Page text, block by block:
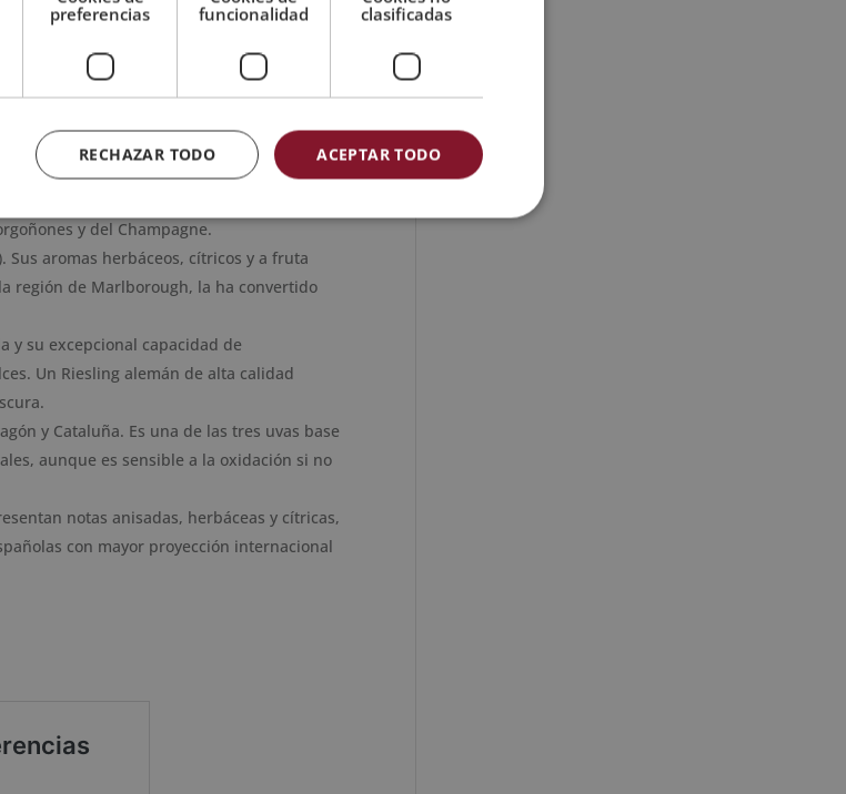
condiciones climáticas muy diferentes.
blancas con mayor presencia en
plantada del mundo. Se adapta a casi
y sin crianza hasta vinos complejos
y del Champagne.
Sus aromas herbáceos, cítricos y a fruta
región de Marlborough, la ha convertido
y su excepcional capacidad de
Un Riesling alemán de alta calidad
y Cataluña. Es una de las tres uvas base
aunque es sensible a la oxidación si no
notas anisadas, herbáceas y cítricas,
con mayor proyección internacional
preferencias
funcionalidad
clasificadas
ACEPTAR TODO
RECHAZAR TODO